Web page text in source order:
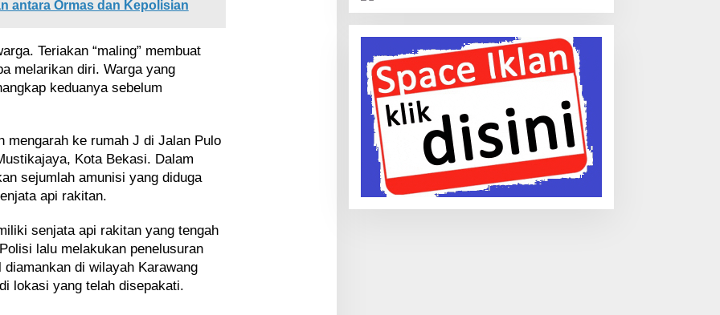
antara Ormas dan Kepolisian
Teriakan “maling” membuat
melarikan diri. Warga yang
keduanya sebelum
mengarah ke rumah J di Jalan Pulo
Kota Bekasi. Dalam
sejumlah amunisi yang diduga
api rakitan.
senjata api rakitan yang tengah
lalu melakukan penelusuran
di wilayah Karawang
lokasi yang telah disepakati.